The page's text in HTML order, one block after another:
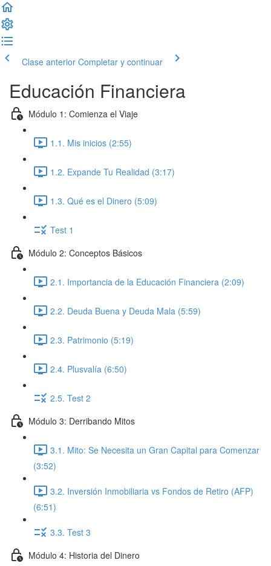
Clase anterior Completar y continuar
Educación Financiera
Módulo 1: Comienza el Viaje
1.1. Mis inicios (2:55)
1.2. Expande Tu Realidad (3:17)
1.3. Qué es el Dinero (5:09)
Test 1
Módulo 2: Conceptos Básicos
2.1. Importancia de la Educación Financiera (2:09)
2.2. Deuda Buena y Deuda Mala (5:59)
2.3. Patrimonio (5:19)
2.4. Plusvalía (6:50)
2.5. Test 2
Módulo 3: Derribando Mitos
3.1. Mito: Se Necesita un Gran Capital para Comenzar
(3:52)
3.2. Inversión Inmobiliaria vs Fondos de Retiro (AFP)
(6:51)
3.3. Test 3
Módulo 4: Historia del Dinero